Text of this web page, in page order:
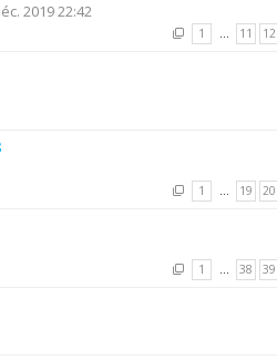
2019 22:42
1 … 11 12
1 … 19 20
1 … 38 39